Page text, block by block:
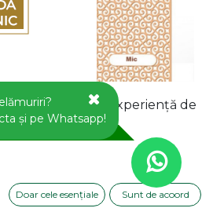
MDF
a vă oferi o experiență de
acest site web.
Doar cele esențiale Sunt de acoord
și pe Whatsapp!